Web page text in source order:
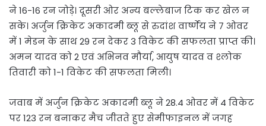
ने 16-16 रन जोड़े। दूसरी ओर अन्य बल्लेबाज टिक कर खेल न
सके। अर्जुन क्रिकेट अकादमी ब्लू से रुदांश वार्ष्णेय ने 7 ओवर
में 1 मेडन के साथ 29 रन देकर 3 विकेट की सफलता प्राप्त की।
अमन यादव को 2 एवं अभिनव मौर्या, आयुष यादव व श्लोक
तिवारी को 1-1 विकेट की सफलता मिली।
जवाब में अर्जुन क्रिकेट अकादमी ब्लू ने 28.4 ओवर में 4 विकेट
पर 123 रन बनाकर मैच जीतते हुए सेमीफाइनल में जगह